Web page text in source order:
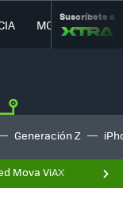
MOVILIDAD
Suscríbete a
Generación Z
Mova ViAX